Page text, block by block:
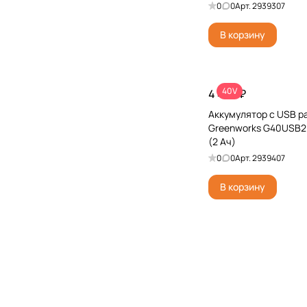
0 0Арт.2939307
В корзину
40V
4 490 ₽
Аккумулятор с USB
Greenworks
(2 Ач)
0 0Арт.2939407
В корзину